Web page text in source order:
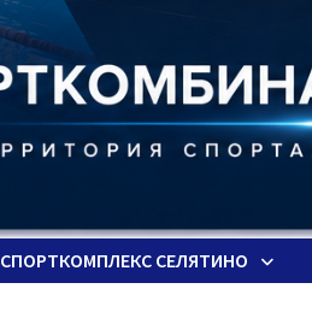
СПОРТКОМПЛЕКС СЕЛЯТИНО